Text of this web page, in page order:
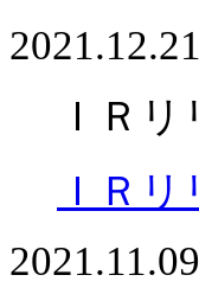
2021.12.21
ＩＲ
ＩＲ
2021.11.09